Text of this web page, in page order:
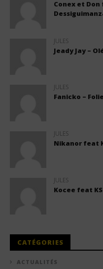
Conex et Don
JULES
Jeady Jay –
JULES
Fanicko –
JULES
Nikanor feat
JULES
Kocee feat
CATÉGORIES
ACTUALITÉS